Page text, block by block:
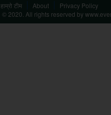
हाम्रो टीम About
Privacy Policy
© 2020. All rights reserved by